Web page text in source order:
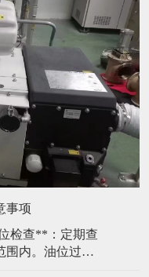
事项
检查**：定期查
围内。油位过低